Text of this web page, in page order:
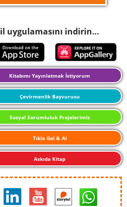
uygulamasını indirin…
Kitabımı Yayınlatmak İstiyorum
Çevirmenlik Başvurusu
Sosyal Sorumluluk Projelerimiz
Tıkla Gel & Al
Askıda Kitap